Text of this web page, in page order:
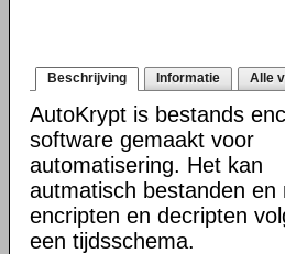
Beschrijving Informatie Alle
AutoKrypt is bestands
software gemaakt voor
automatisering. Het kan
autmatisch bestanden en
encripten en decripten
een tijdsschema.